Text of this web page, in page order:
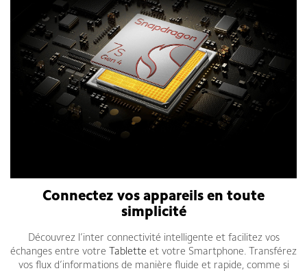
Connectez vos appareils en toute
simplicité
Découvrez l’inter connectivité intelligente et facilitez vos
échanges entre votre
Tablette et votre Smartphone. Transférez
vos flux d’informations de manière fluide et rapide, comme si